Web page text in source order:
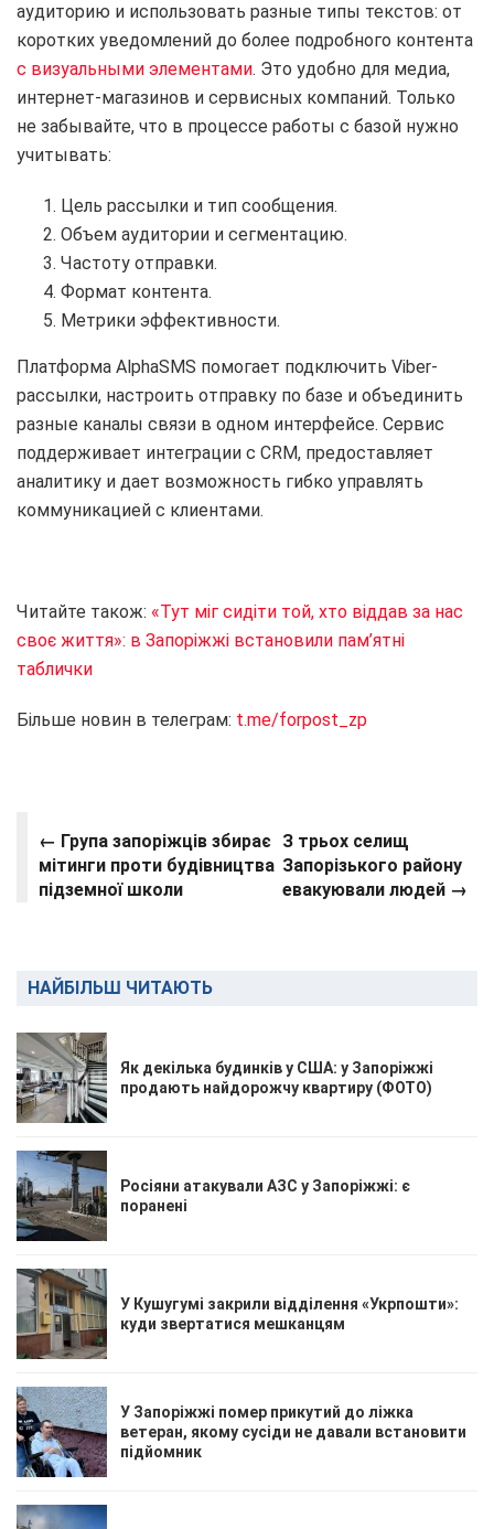
аудиторию и использовать разные типы текстов: от
коротких уведомлений до более подробного контента
с визуальными элементами. Это удобно для медиа,
интернет-магазинов и сервисных компаний. Только
не забывайте, что в процессе работы с базой нужно
учитывать:
Цель рассылки и тип сообщения.
Объем аудитории и сегментацию.
Частоту отправки.
Формат контента.
Метрики эффективности.
Платформа AlphaSMS помогает подключить Viber-
рассылки, настроить отправку по базе и объединить
разные каналы связи в одном интерфейсе. Сервис
поддерживает интеграции с CRM, предоставляет
аналитику и дает возможность гибко управлять
коммуникацией с клиентами.
Читайте також: «Тут міг сидіти той, хто віддав за нас
своє життя»: в Запоріжжі встановили пам’ятні
таблички
Більше новин в телеграм: t.me/forpost_zp
← Група запоріжців збирає
мітинги проти будівництва
підземної школи
З трьох селищ
Запорізького району
евакуювали людей →
НАЙБІЛЬШ ЧИТАЮТЬ
Як декілька будинків у США: у Запоріжжі
продають найдорожчу квартиру (ФОТО)
Росіяни атакували АЗС у Запоріжжі: є
поранені
У Кушугумі закрили відділення «Укрпошти»:
куди звертатися мешканцям
У Запоріжжі помер прикутий до ліжка
ветеран, якому сусіди не давали встановити
підйомник